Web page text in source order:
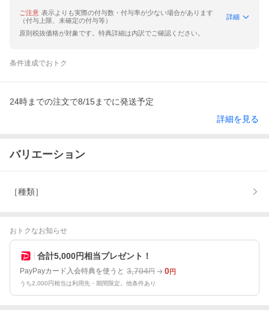
ご注意 表示よりも実際の付与数・付与率が少ない場合があります
（付与上限、未確定の付与等）
詳細
原則税抜価格が対象です。特典詳細は内訳でご確認ください。
条件達成でおトク
24時までの注文で8/15までに発送予定
詳細を見る
バリエーション
［種類］
おトクなお知らせ
合計5,000円相当プレゼント！
PayPayカード入会特典を使うと 3,704円 0円
うち2,000円相当は利用先・期間限定。他条件あり